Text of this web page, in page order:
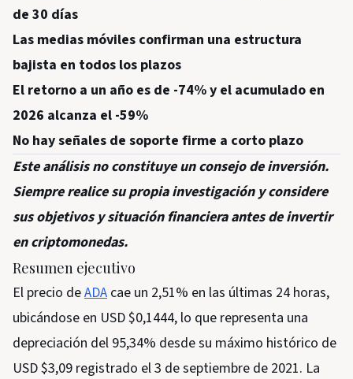
de 30 días
Las medias móviles confirman una estructura
bajista en todos los plazos
El retorno a un año es de -74% y el acumulado en
2026 alcanza el -59%
No hay señales de soporte firme a corto plazo
Este análisis no constituye un consejo de inversión.
Siempre realice su propia investigación y considere
sus objetivos y situación financiera antes de invertir
en criptomonedas.
Resumen ejecutivo
El precio deADA cae un 2,51% en las últimas 24 horas,
ubicándose en USD $0,1444, lo que representa una
depreciación del 95,34% desde su máximo histórico de
USD $3,09 registrado el 3 de septiembre de 2021. La